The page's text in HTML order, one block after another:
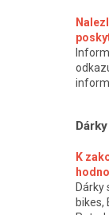
K
Dárky
bikes,